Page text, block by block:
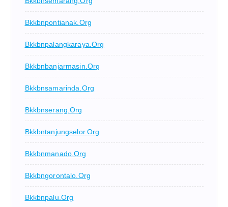
Bkkbnpontianak.org
Bkkbnpalangkaraya.org
Bkkbnbanjarmasin.org
Bkkbnsamarinda.org
Bkkbnserang.org
Bkkbntanjungselor.org
Bkkbnmanado.org
Bkkbngorontalo.org
Bkkbnpalu.org